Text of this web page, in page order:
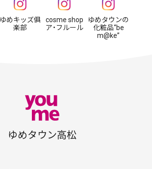
ゆめキッズ俱
楽部
cosme shop
ア・フルール
ゆめタウンの
化粧品“be
m@ke”
ゆめタウン高松